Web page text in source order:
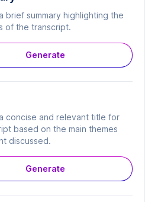
brief summary highlighting the
of the transcript.
Generate
concise and relevant title for
based on the main themes
discussed.
Generate